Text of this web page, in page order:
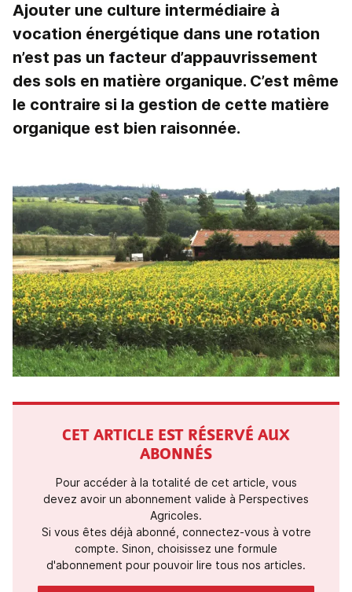
Ajouter une culture intermédiaire à
vocation énergétique dans une rotation
n’est pas un facteur d’appauvrissement
des sols en matière organique. C’est même
le contraire si la gestion de cette matière
organique est bien raisonnée.
CET ARTICLE EST RÉSERVÉ AUX
ABONNÉS
Pour accéder à la totalité de cet article, vous
devez avoir un abonnement valide à Perspectives
Agricoles.
Si vous êtes déjà abonné, connectez-vous à votre
compte. Sinon, choisissez une formule
d'abonnement pour pouvoir lire tous nos articles.